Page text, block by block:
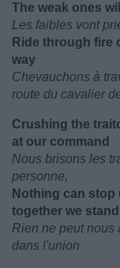
The weak ones
Les faibles vont
Ride through fire
way
Chevauchons à
route du cavalier
Crushing the
at our command
Nous brisons les
personne,
Nothing can stop
together we stand
Rien ne peut nous
dans l'union